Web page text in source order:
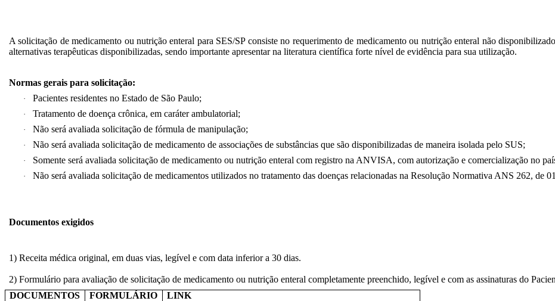
A solicitação de medicamento ou nutriçãoenteral para SES/SP consiste no requerimento de medicamento ou nutriçãoenteral não
alternativas terapêuticas disponibilizadas, sendo importante apresentar na literatura científica forte nível de evidência para sua utilização.
Normas gerais para solicitação:
· Pacientes residentes no Estado de São Paulo;
· Tratamento de doença crônica, em caráter ambulatorial;
· Não será avaliada solicitação de fórmula de manipulação;
· Não será avaliada solicitação de medicamento de associações de substâncias que são disponibilizadas de maneira isolada pelo SUS;
· Somente será avaliada solicitação de medicamento ou nutrição enteral com registro na ANVISA, com autorização e comercialização no
· Não será avaliada solicitação de medicamentos utilizados no tratamento das doenças relacionadas na Resolução Normativa ANS 262, de
Documentos exigidos
1) Receita médica original, em duas vias, legível e com data inferior a 30 dias.
2) Formulário para avaliação de solicitação de medicamento ou nutrição enteral completamente preenchido, legível e com as assinaturas do
DOCUMENTOS
FORMULÁRIO LINK